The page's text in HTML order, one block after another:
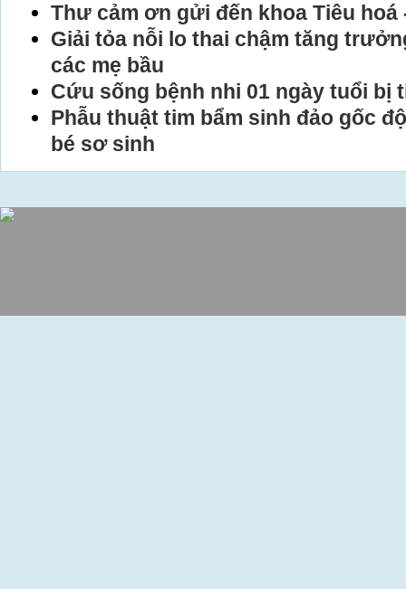
Thư cảm ơn gửi đến khoa Tiêu hoá
Giải tỏa nỗi lo thai chậm tăng
các mẹ bầu
Cứu sống bệnh nhi 01 ngày tuổi bị
Phẫu thuật tim bẩm sinh đảo gốc
bé sơ sinh